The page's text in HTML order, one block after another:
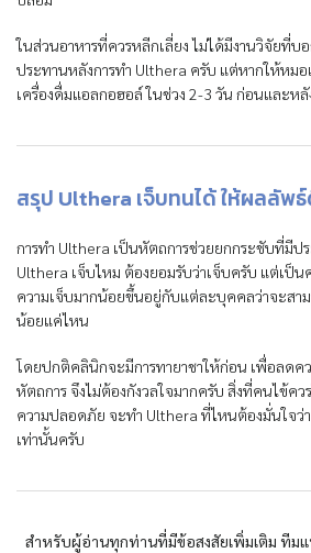
ในส่วนอาหารที่ควรหลีกเลี่ยง ไม่ได้มีงานวิจัยที่บ
ประทานหลังการทำ Ulthera ครับ แต่หากให้หม
เครื่องดื่มแอลกอฮอล์ ในช่วง 2-3 วัน ก่อนและหลั
สรุป Ulthera เจ็บทนได้ ให้ผลลัพ
การทำ Ulthera เป็นหัตถการช่วยยกกระชับที่มีป
Ulthera เจ็บไหม ต้องยอมรับว่าเจ็บครับ แต่เป็
ความเจ็บมากน้อยขึ้นอยู่กับแต่ละบุคคลว่าจะสา
น้อยแค่ไหน
โดยปกติคลินิกจะมีการทายาชาให้ก่อน เพื่อลดค
หัตถการ จึงไม่ต้องกังวลใจมากครับ สิ่งที่คนไข้คว
ความปลอดภัย จะทำ Ulthera ที่ไหนต้องมั่นใจว่
เท่านั้นครับ
สำหรับผู้อ่านทุกท่านที่มีข้อสงสัยเพิ่มเติม ทีม